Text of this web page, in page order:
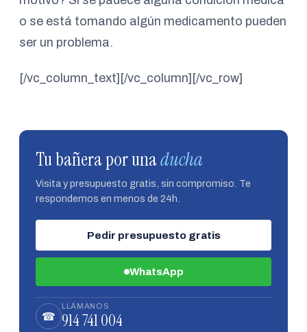
o se está tomando algún medicamento pueden
ser un problema.
[/vc_column_text][/vc_column][/vc_row]
Tu bañera por unaducha
Visita y presupuesto gratis, sin compromiso. Te
respondemos en menos de 24h.
Pedir presupuesto gratis
WhatsApp
☎
LLÁMANOS
914 741 004